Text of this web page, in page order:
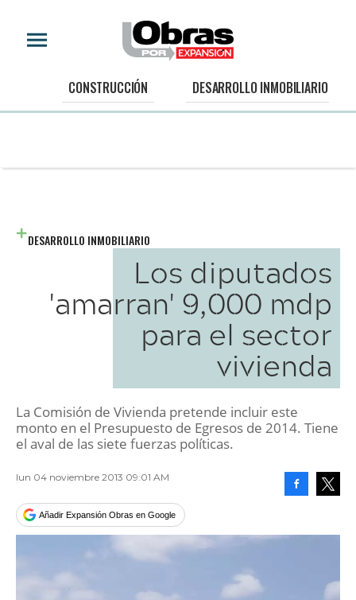
CONSTRUCCIÓN DESARROLLO INMOBILIARIO
DESARROLLO INMOBILIARIO
Los diputados
'amarran' 9,000 mdp
para el sector
vivienda
La Comisión de Vivienda pretende incluir este
monto en el Presupuesto de Egresos de 2014. Tiene
el aval de las siete fuerzas políticas.
lun 04 noviembre 2013 09:01 AM
Añadir Expansión Obras en Google